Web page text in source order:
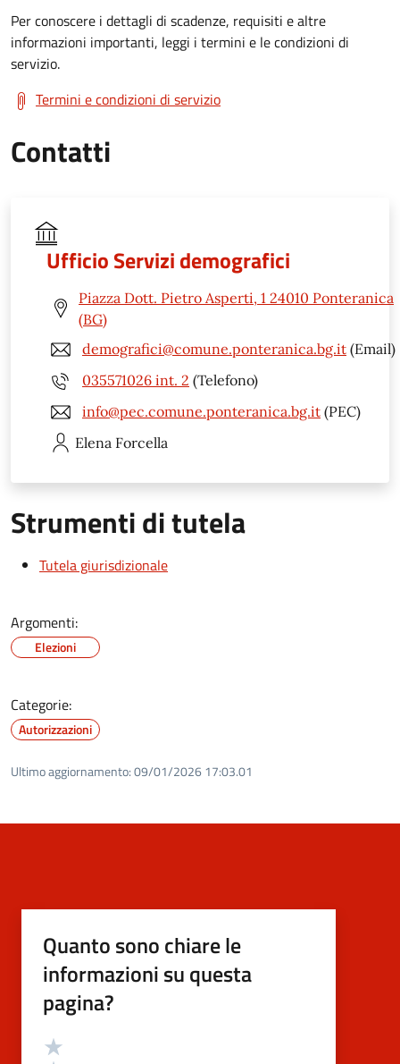
Per conoscere i dettagli di scadenze, requisiti e altre
informazioni importanti, leggi i termini e le condizioni di
servizio.
Termini e condizioni di servizio
Contatti
Ufficio Servizi demografici
Piazza Dott. Pietro Asperti, 1 24010 Ponteranica
(BG)
demografici@comune.ponteranica.bg.it (Email)
035571026 int. 2 (Telefono)
info@pec.comune.ponteranica.bg.it (PEC)
Elena Forcella
Strumenti di tutela
Tutela giurisdizionale
Argomenti:
Elezioni
Categorie:
Autorizzazioni
Ultimo aggiornamento:09/01/2026 17:03.01
Quanto sono chiare le
informazioni su questa
pagina?
Valutazione